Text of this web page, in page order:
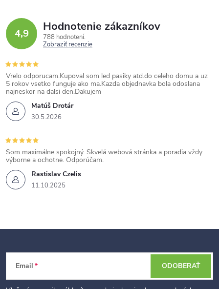
4,9 Hodnotenie zákazníkov
788 hodnotení
Zobraziť recenzie
Matúš Drotár
30.5.2026
Vrelo odporucam.Kupoval som led pasiky atd.do celeho domu a uz
5 rokov vsetko funguje ako ma.Kazda objednavka bola odoslana
najneskor na dalsi den.Dakujem
Rastislav Czelis
11.10.2025
Som maximálne spokojný. Skvelá webová stránka a poradia vždy
výborne a ochotne. Odporúčam.
Email ODOBERAŤ